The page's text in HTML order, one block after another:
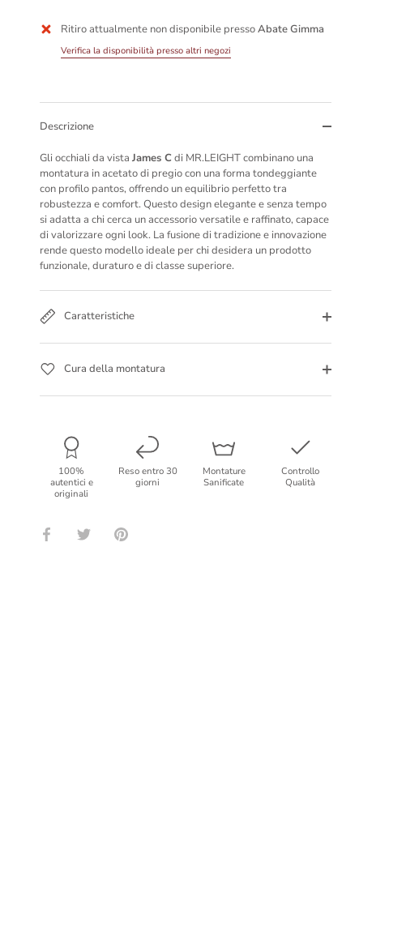
Altre opzioni di pagamento
Ritiro attualmente non disponibile pressoAbate Gimma
Verifica la disponibilità presso altri negozi
Descrizione
Gli occhiali da vista James Cdi MR.LEIGHT combinano una
montatura in acetato di pregio con una forma tondeggiante
con profilo pantos, offrendo un equilibrio perfetto tra
robustezza e comfort. Questo design elegante e senza tempo
si adatta a chi cerca un accessorio versatile e raffinato, capace
di valorizzare ogni look. La fusione di tradizione e innovazione
rende questo modello ideale per chi desidera un prodotto
funzionale, duraturo e di classe superiore.
Caratteristiche
Cura della montatura
100%
autentici e
originali
Reso entro 30
giorni
Montature
Sanificate
Controllo
Qualità
CondividiCondividiCondividi